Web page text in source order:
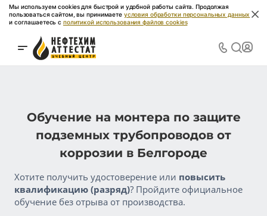
Мы используем cookies для быстрой и удобной работы сайта. Продолжая
пользоваться сайтом, вы принимаете условия обработки персональных данных
и соглашаетесь с политикой использования файлов cookies
Обучение на монтера по защите
подземных трубопроводов от
коррозии в Белгороде
Хотите получить удостоверение или повысить
квалификацию (разряд)? Пройдите официальное
обучение без отрыва от производства.